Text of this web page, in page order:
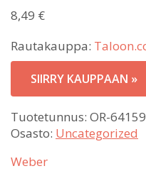
8,49 €
Rautakauppa:
SIIRRY KAUPPAAN »
Tuotetunnus: OR-
Osasto: Uncategorized
Weber